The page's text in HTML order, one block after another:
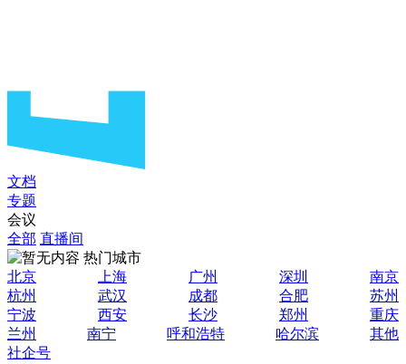
文档
专题
会议
全部 直播间
热门城市
北京
上海 广州 深圳
南京
杭州
武汉 成都 合肥
苏州
宁波
西安 长沙 郑州
重庆
兰州
南宁 呼和浩特 哈尔滨
其他
社企号